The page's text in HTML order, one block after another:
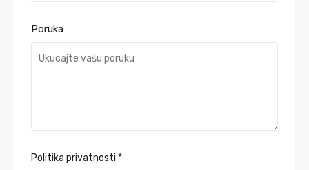
Poruka
Politika privatnosti *